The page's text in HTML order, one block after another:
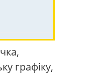
графіку,